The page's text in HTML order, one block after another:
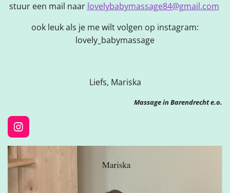
stuur een mail naar lovelybabymassage84@gmail.com
ook leuk als je me wilt volgen op instagram:
lovely_babymassage
Liefs, Mariska
Massage in Barendrecht e.o.
I
n
t
a
g